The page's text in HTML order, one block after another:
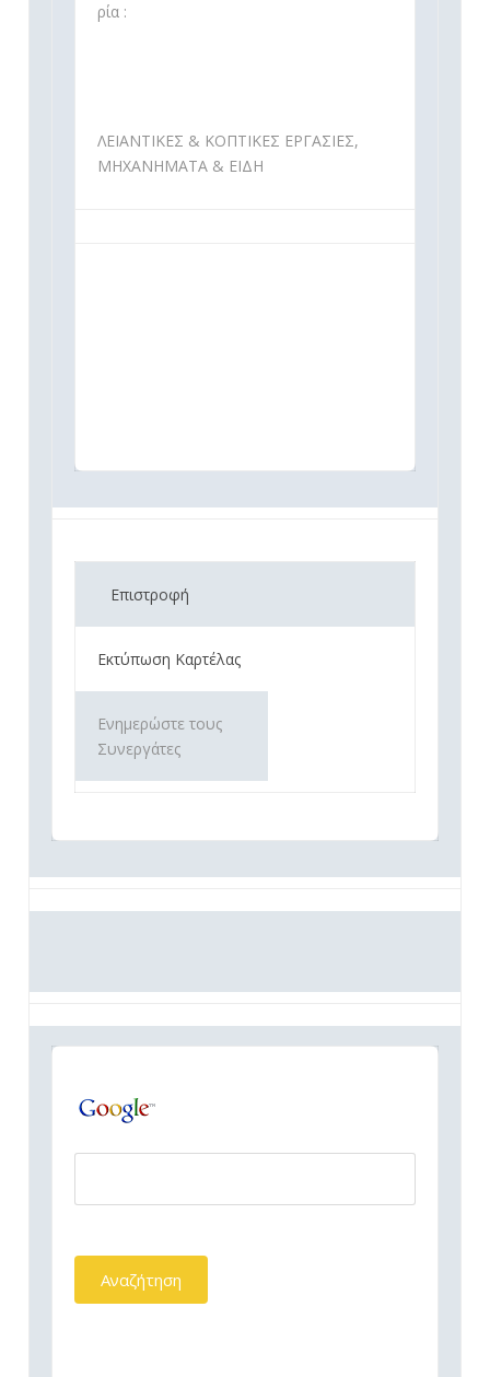
ρία :
ΛΕΙΑΝΤΙΚΕΣ & ΚΟΠΤΙΚΕΣ ΕΡΓΑΣΙΕΣ,
ΜΗΧΑΝΗΜΑΤΑ & ΕΙΔΗ
Επιστροφή
Εκτύπωση Καρτέλας
Ενημερώστε τους
Συνεργάτες